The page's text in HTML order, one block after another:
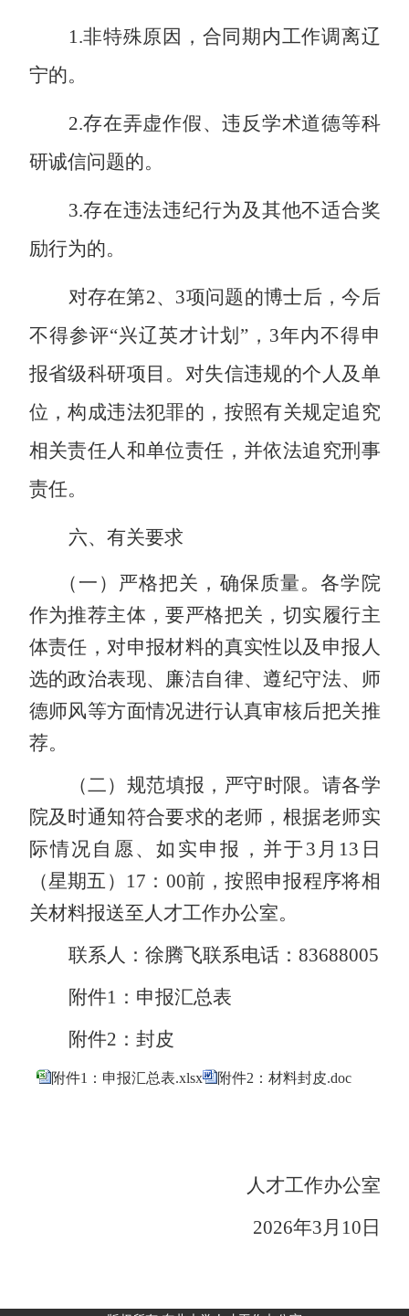
1.非特殊原因，合同期内工作调离辽
宁的。
2.存在弄虚作假、违反学术道德等科
研诚信问题的。
3.存在违法违纪行为及其他不适合奖
励行为的。
对存在第2、 3项问题的博士后，今后
不得参评“兴辽英才计划 ”， 3年内不得申
报省级科研项目。对失信违规的个人及单
位，构成违法犯罪的，按照有关规定追究
相关责任人和单位责任，并依法追究刑事
责任。
六、有关要求
（一） 严格把关 ，确保 质量。各学院
作为推荐主体 ，要严格把关，切实履行主
体责任，对申报材料的真实性以及申报人
选的政治表现、廉洁自律、遵纪守法、师
德师风等方面情况进行认真审核后把关推
荐。
（二） 规范填报，严守时限。请各学
院及时通知符合要求的老师 ，根据老师实
际情况自愿、如实申报，并于 3 月 13 日
（星期五 ） 17 ： 00前，按照申报程序将相
关材料报送至 人才工作办公室。
联系人：徐腾飞联系电话： 83688005
附件1 ： 申报汇总表
附件2 ： 封皮
附件1：申报汇总表.xlsx 附件2：材料封皮.doc
人才工作办公室
2026年3 月 10 日